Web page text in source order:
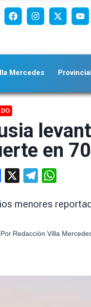
Mercedes
en
Facebook Telegram
menores
Por Redacción Villa